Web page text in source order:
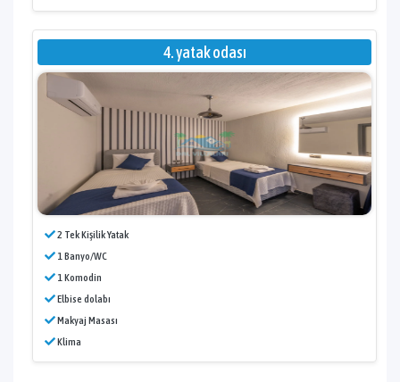
4. yatak odası
2 Tek Kişilik Yatak
1 Banyo/WC
1 Komodin
Elbise dolabı
Makyaj Masası
Klima